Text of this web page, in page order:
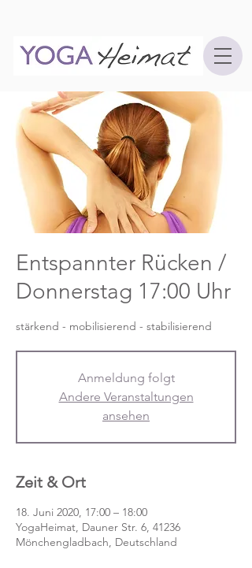
Entspannter Rücken /
Donnerstag 17:00 Uhr
stärkend - mobilisierend - stabilisierend
Anmeldung folgt
Andere Veranstaltungen
ansehen
Zeit & Ort
18. Juni 2020, 17:00 – 18:00
YogaHeimat, Dauner Str. 6, 41236
Mönchengladbach, Deutschland